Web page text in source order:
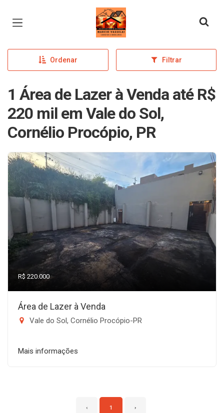
Página inicial
Ordenar Filtrar
1 Área de Lazer à Venda até R$
220 mil em Vale do Sol,
Cornélio Procópio, PR
R$ 220.000
Área de Lazer à Venda
Vale do Sol, Cornélio Procópio-PR
Mais informações
‹ 1 ›